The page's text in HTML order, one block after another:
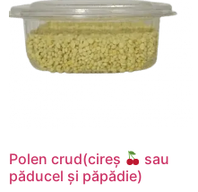
Polen crud(cireș
sau
păducel și păpădie)